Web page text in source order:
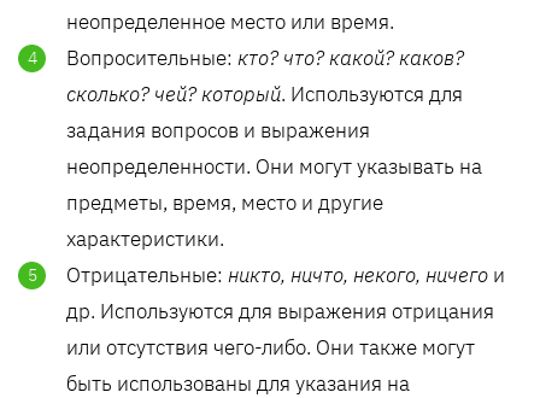
неопределенное место или время.
Вопросительные: кто? что? какой? каков?
сколько? чей? который. Используются для
задания вопросов и выражения
неопределенности. Они могут указывать на
предметы, время, место и другие
характеристики.
Отрицательные: никто, ничто, некого, ничего и
др. Используются для выражения отрицания
или отсутствия чего-либо. Они также могут
быть использованы для указания на